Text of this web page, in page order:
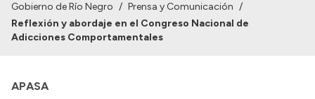
Institucional
Referentes de prensa
Gobierno de Río Negro / Prensa y Comunicación /
Reflexión y abordaje en el Congreso Nacional de
Adicciones Comportamentales
APASA